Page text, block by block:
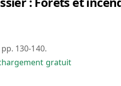
130-140.
gratuit